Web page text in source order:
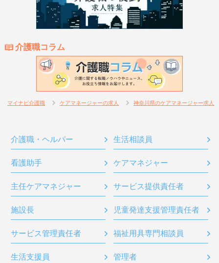
介護職コラム
マイナビ介護職 ケアマネージャーの求人 神奈川県のケアマネージャー求人
介護職・ヘルパー 生活相談員
看護助手 ケアマネジャー
主任ケアマネジャー サービス提供責任者
施設長 児童発達支援管理責任者
サービス管理責任者 福祉用具専門相談員
生活支援員 管理者